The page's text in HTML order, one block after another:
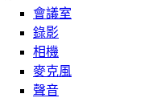
會議室
錄影
相機
麥克風
聲音